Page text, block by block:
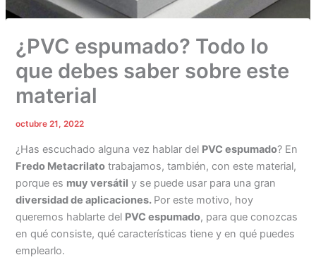
¿PVC espumado? Todo lo
que debes saber sobre este
material
octubre 21, 2022
¿Has escuchado alguna vez hablar del PVC espumado? En
Fredo Metacrilato trabajamos, también, con este material,
porque es muy versátil y se puede usar para una gran
diversidad de aplicaciones. Por este motivo, hoy
queremos hablarte del PVC espumado, para que conozcas
en qué consiste, qué características tiene y en qué puedes
emplearlo.